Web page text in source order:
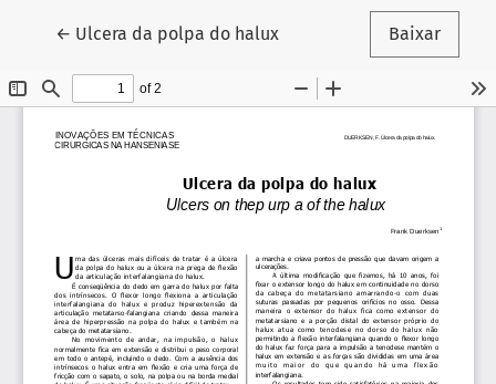
← Voltar aos Detalhes do Artigo
Ulcera da polpa do halux Baixar